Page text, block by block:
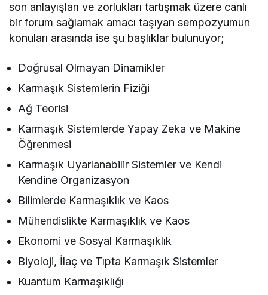
son anlayışları ve zorlukları tartışmak üzere canlı
bir forum sağlamak amacı taşıyan sempozyumun
konuları arasında ise şu başlıklar bulunuyor;
Doğrusal Olmayan Dinamikler
Karmaşık Sistemlerin Fiziği
Ağ Teorisi
Karmaşık Sistemlerde Yapay Zeka ve Makine
Öğrenmesi
Karmaşık Uyarlanabilir Sistemler ve Kendi
Kendine Organizasyon
Bilimlerde Karmaşıklık ve Kaos
Mühendislikte Karmaşıklık ve Kaos
Ekonomi ve Sosyal Karmaşıklık
Biyoloji, İlaç ve Tıpta Karmaşık Sistemler
Kuantum Karmaşıklığı